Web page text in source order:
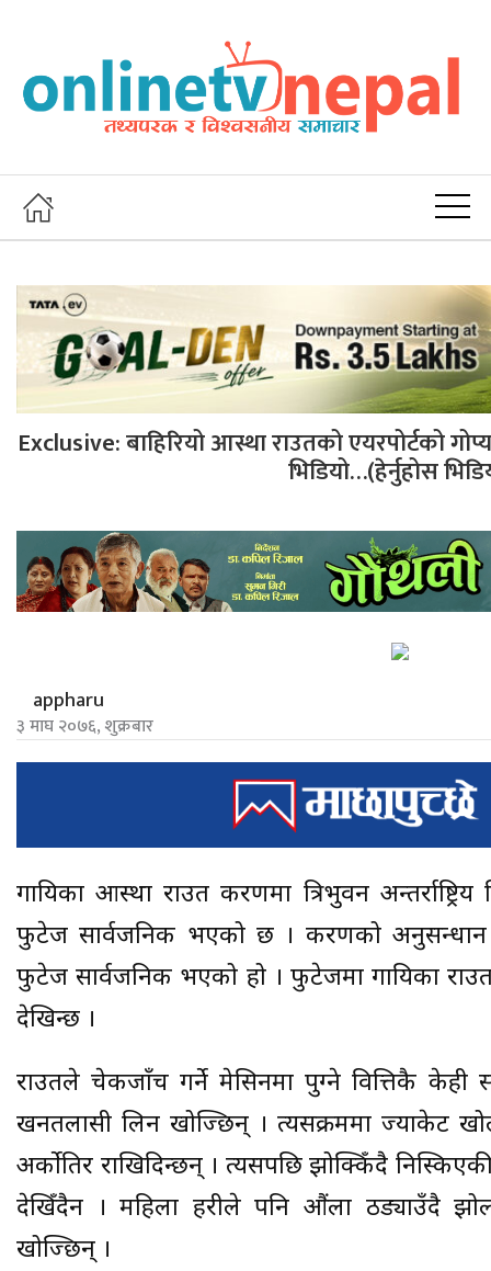
Exclusive: बाहिरियो आस्था राउतको एयरपोर्टको
भिडियो…(हेर्नुहोस
appharu
३ माघ २०७६, शुक्रबार
गायिका आस्था राउत प्रकरणमा त्रिभुवन
फुटेज सार्वजनिक भएको छ । प्रकरणको
फुटेज सार्वजनिक भएको हो । फुटेजमा गायिका राउत
देखिन्छ ।
राउतले चेकजाँच गर्ने मेसिनमा पुग्ने वित्तिकै केही
खनतलासी लिन खोज्छिन् । त्यसक्रममा ज्याकेट
अर्कोतिर राखिदिन्छन् । त्यसपछि झोक्किँदै
देखिँदैन । महिला प्रहरीले पनि औंला ठड्याउँदै
खोज्छिन् ।